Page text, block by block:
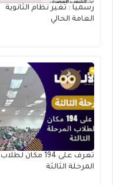
رسميا : تغير نظام الثانوية
العامة الحالي
تعرف على 194 مكان لطلاب
المرحلة الثالثة